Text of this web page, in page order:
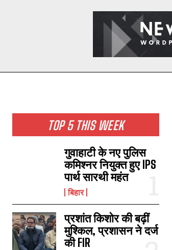
TOP 5 THIS WEEK
गुवाहाटी के नए पुलिस
कमिश्नर नियुक्त हुए IPS
पार्थ सारथी महंत
बिहार
प्रशांत किशोर की बढ़ीं
मुश्किल, प्रशासन ने दर्ज
की FIR